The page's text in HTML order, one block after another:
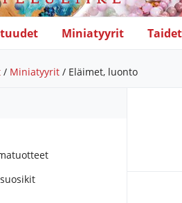
Miniatyyrit
/ Miniatyyrit / Eläimet, luonto